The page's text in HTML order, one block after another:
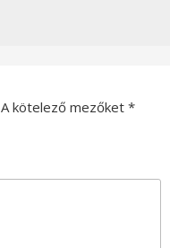
A kötelező mezőket *